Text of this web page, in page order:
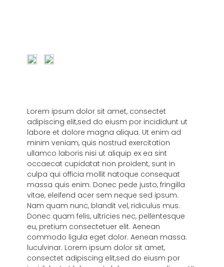
Lorem ipsum dolor sit amet, consectet
adipiscing elit,sed do eiusm por incididunt ut
labore et dolore magna aliqua. Ut enim ad
minim veniam, quis nostrud exercitation
ullamco laboris nisi ut aliquip ex ea sint
occaecat cupidatat non proident, sunt in
culpa qui officia mollit natoque consequat
massa quis enim. Donec pede justo, fringilla
vitae, eleifend acer sem neque sed ipsum.
Nam quam nunc, blandit vel, ridiculus mus.
Donec quam felis, ultricies nec, pellentesque
eu, pretium consectetuer elit. Aenean
commodo ligula eget dolor. Aenean massa.
luculvinar. Lorem ipsum dolor sit amet,
consectet adipiscing elit,sed do eiusm por